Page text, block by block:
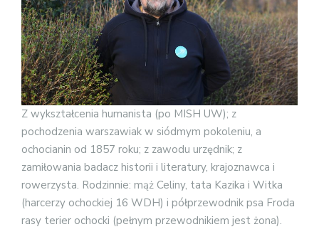
Z wykształcenia humanista (po MISH UW); z
pochodzenia warszawiak w siódmym pokoleniu, a
ochocianin od 1857 roku; z zawodu urzędnik; z
zamiłowania badacz historii i literatury, krajoznawca i
rowerzysta. Rodzinnie: mąż Celiny, tata Kazika i Witka
(harcerzy ochockiej 16 WDH) i półprzewodnik psa Froda
rasy terier ochocki (pełnym przewodnikiem jest żona).